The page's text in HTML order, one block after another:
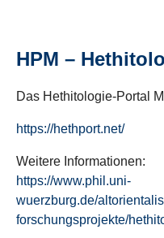
HPM –
Das Hethitologie-Portal
https://hethport.net/
Weitere Informationen:
https://www.phil.uni-
wuerzburg.de/
forschungsprojekte/